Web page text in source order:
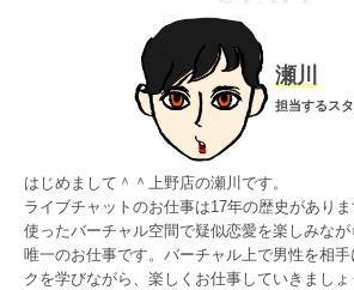
瀬川
担当するス
はじめまして＾＾上野店の瀬川です。
ライブチャットのお仕事は17年の歴史があり
使ったバーチャル空間で疑似恋愛を楽しみな
唯一のお仕事です。バーチャル上で男性を相
クを学びながら、楽しくお仕事していきましょ